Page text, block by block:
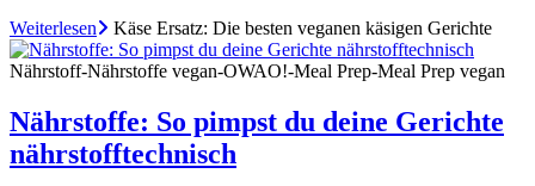
Weiterlesen
Käse Ersatz: Die besten veganen käsigen Gerichte
Nährstoff-Nährstoffe vegan-OWAO!-Meal Prep-Meal Prep vegan
Nährstoffe: So pimpst du deine Gerichte
nährstofftechnisch